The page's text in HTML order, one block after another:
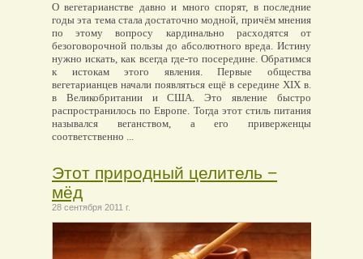
О вегетарианстве давно и много спорят, в последние
годы эта тема стала достаточно модной, причём мнения
по этому вопросу кардинально расходятся от
безоговорочной пользы до абсолютного вреда. Истину
нужно искать, как всегда где-то посередине. Обратимся
к истокам этого явления. Первые общества
вегетарианцев начали появляться ещё в середине XIX в.
в Великобритании и США. Это явление быстро
распространилось по Европе. Тогда этот стиль питания
назывался веганством, а его приверженцы
соответственно ...
Этот природный целитель −
мёд
28 сентября 2011 г.